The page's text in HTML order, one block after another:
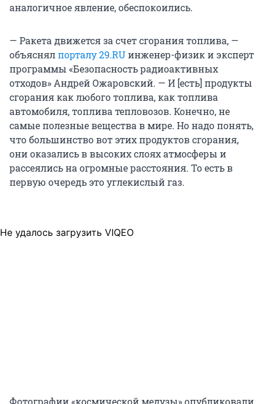
аналогичное явление, обеспокоились.
— Ракета движется за счет сгорания топлива, —
объяснялпорталу 29.RUинженер-физик и эксперт
программы «Безопасность радиоактивных
отходов» Андрей Ожаровский. — И [есть] продукты
сгорания как любого топлива, как топлива
автомобиля, топлива тепловозов. Конечно, не
самые полезные вещества в мире. Но надо понять,
что большинство вот этих продуктов сгорания,
они оказались в высоких слоях атмосферы и
рассеялись на огромные расстояния. То есть в
первую очередь это углекислый газ.
Не удалось загрузить VIQEO
Фотографии «космической медузы» опубликовали